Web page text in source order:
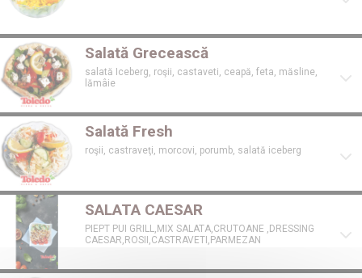
Salată Grecească
salată Iceberg, roşii, castaveti, ceapă, feta, măsline,
lămâie
Salată Fresh
roşii, castraveţi, morcovi, porumb, salată iceberg
SALATA CAESAR
PIEPT PUI GRILL,MIX SALATA,CRUTOANE ,DRESSING
CAESAR,ROSII,CASTRAVETI,PARMEZAN